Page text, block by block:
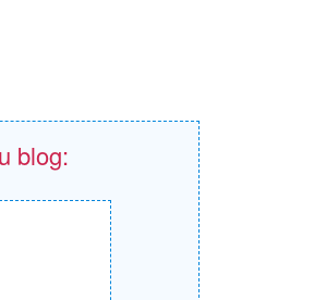
blog: